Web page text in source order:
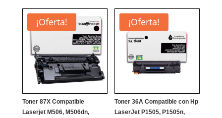
M28,
MFP
MFP
M29W.
CANTIDAD
¡Oferta!
Toner 87X Compatible
Laserjet M506, M506dn,
¡Oferta!
Toner 36A Compatible con Hp
LaserJet P1505, P1505n,